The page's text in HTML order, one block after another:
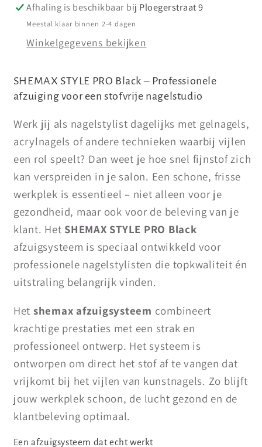
nagelstof
afzuigsysteem
(tafelmodel)
nagelstof
afzuigsysteem
(tafelmodel)
Afhaling is beschikbaar bij Ploegerstraat 9
Meestal klaar binnen 2-4 dagen
Winkelgegevens bekijken
SHEMAX STYLE PRO Black – Professionele
afzuiging voor een stofvrije nagelstudio
Werk jij als nagelstylist dagelijks met gelnagels,
acrylnagels of andere technieken waarbij vijlen
een rol speelt? Dan weet je hoe snel fijnstof zich
kan verspreiden in je salon. Een schone, frisse
werkplek is essentieel – niet alleen voor je
gezondheid, maar ook voor de beleving van je
klant. Het SHEMAX STYLE PRO Black
afzuigsysteem is speciaal ontwikkeld voor
professionele nagelstylisten die topkwaliteit én
uitstraling belangrijk vinden.
Het shemax afzuigsysteem combineert
krachtige prestaties met een strak en
professioneel ontwerp. Het systeem is
ontworpen om direct het stof af te vangen dat
vrijkomt bij het vijlen van kunstnagels. Zo blijft
jouw werkplek schoon, de lucht gezond en de
klantbeleving optimaal.
Een afzuigsysteem dat echt werkt